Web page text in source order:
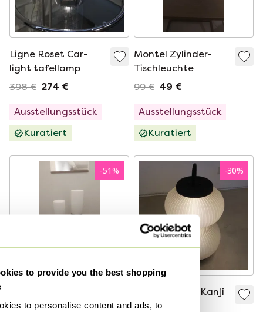
to provide you the best shopping
to personalise content and ads, to
Ligne Roset Car-
light tafellamp
398 € 274 €
Ausstellungsstück
Kuratiert
Montel Zylinder-
Tischleuchte
99 € 49 €
Ausstellungsstück
Kuratiert
-51%
Tischleuchte
-30%
Fontana Arte Kanji
Tischleuchte